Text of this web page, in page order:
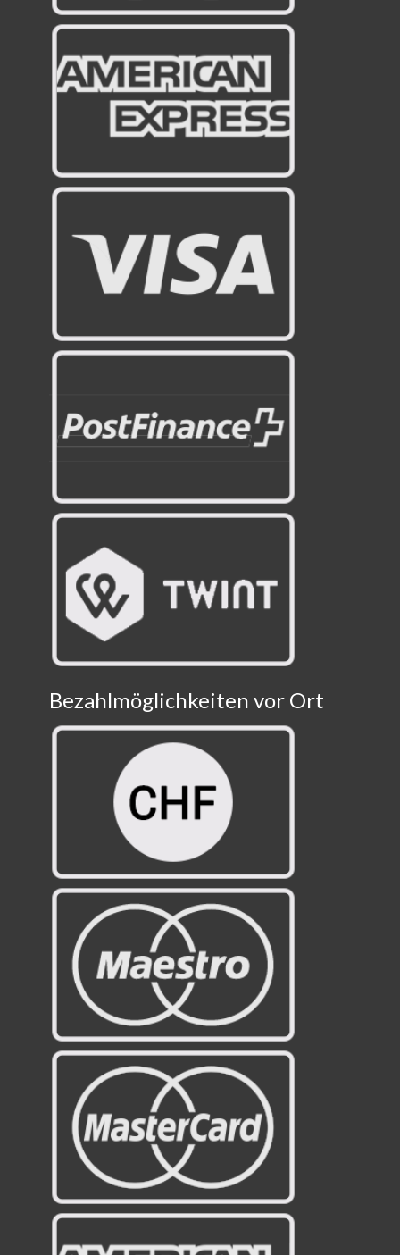
Bezahlmöglichkeiten vor Ort